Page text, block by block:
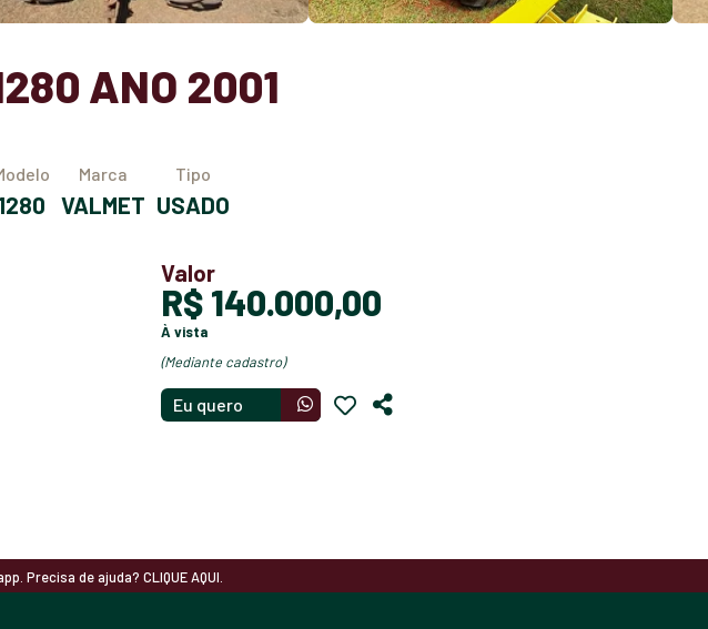
ANO 2001
Modelo
1280
Marca
VALMET
Tipo
USADO
Valor
R$ 140.000,00
à vista
(mediante cadastro)
Eu quero
Precisa de ajuda? CLIQUE AQUI.